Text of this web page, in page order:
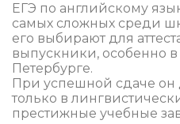
ЕГЭ по английскому
самых сложных среди
его выбирают для
выпускники, особенно
Петербурге.
При успешной сдаче он
только в
престижные учебные